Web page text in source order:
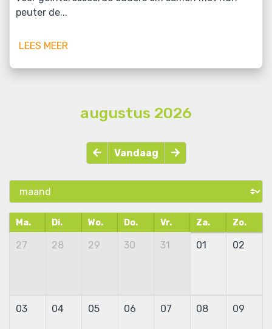
peuter de...
LEES MEER
Vandaag
augustus 2026
Ma. Di. Wo. Do. Vr. Za. Zo.
27 28 29 30 31 01 02
03 04 05 06 07 08 09